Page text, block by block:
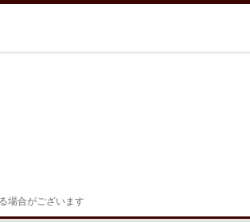
場合がございます